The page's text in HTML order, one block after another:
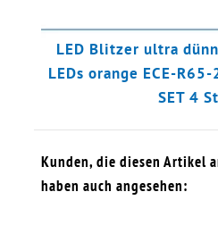
LED Blitzer ultra
LEDs orange ECE-
SET 4
Kunden, die diesen Artikel
haben auch angesehen: